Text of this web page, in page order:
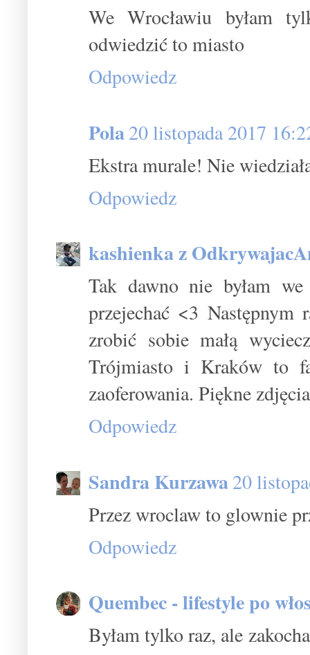
We Wrocławiu byłam
odwiedzić to miasto
Odpowiedz
Pola20 listopada 2017
Ekstra murale! Nie
Odpowiedz
kashienka z
Tak dawno nie byłam
przejechać <3 Następnym
zrobić sobie małą
Trójmiasto i Kraków to
zaoferowania. Piękne
Odpowiedz
Sandra Kurzawa20
Przez wroclaw to glownie
Odpowiedz
Quembec - lifestyle po
Byłam tylko raz, ale